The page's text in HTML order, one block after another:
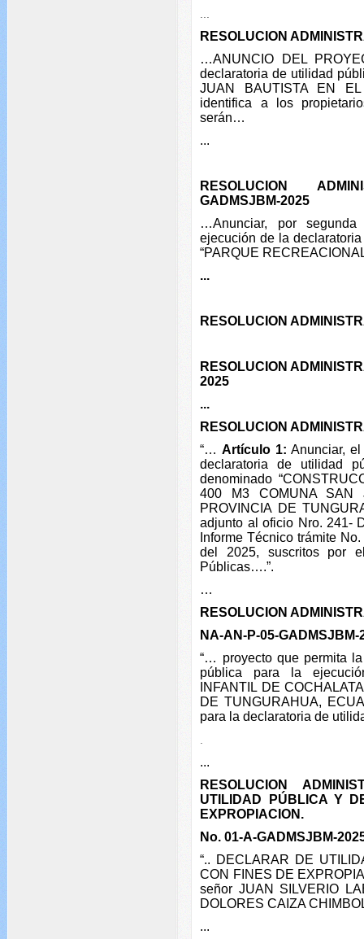
RESOLUCION
…ANUNCIO DEL
declaratoria de utilidad
JUAN BAUTISTA EN
identifica a los
serán…
...
RESOLUCION
GADMSJBM-2025
…Anunciar, por
ejecución de la
“PARQUE
...
RESOLUCION
RESOLUCION
2025
...
RESOLUCION
“… Artículo 1:Anunciar,
declaratoria de utilidad
denominado
400 M3 COMUNA SAN
PROVINCIA DE
adjunto al oficio Nro. 241-
Informe Técnico trámite
del 2025, suscritos por
Públicas….”.
…
RESOLUCION
NA-AN-P-05-GADMSJBM-
“… proyecto que permita
pública para la
INFANTIL DE
DE TUNGURAHUA,
para la declaratoria de
...
RESOLUCION
UTILIDAD PÚBLICA Y
EXPROPIACION.
No. 01-A-GADMSJBM-
“.. DECLARAR DE
CON FINES DE
señor JUAN SILVERIO
DOLORES CAIZA
...